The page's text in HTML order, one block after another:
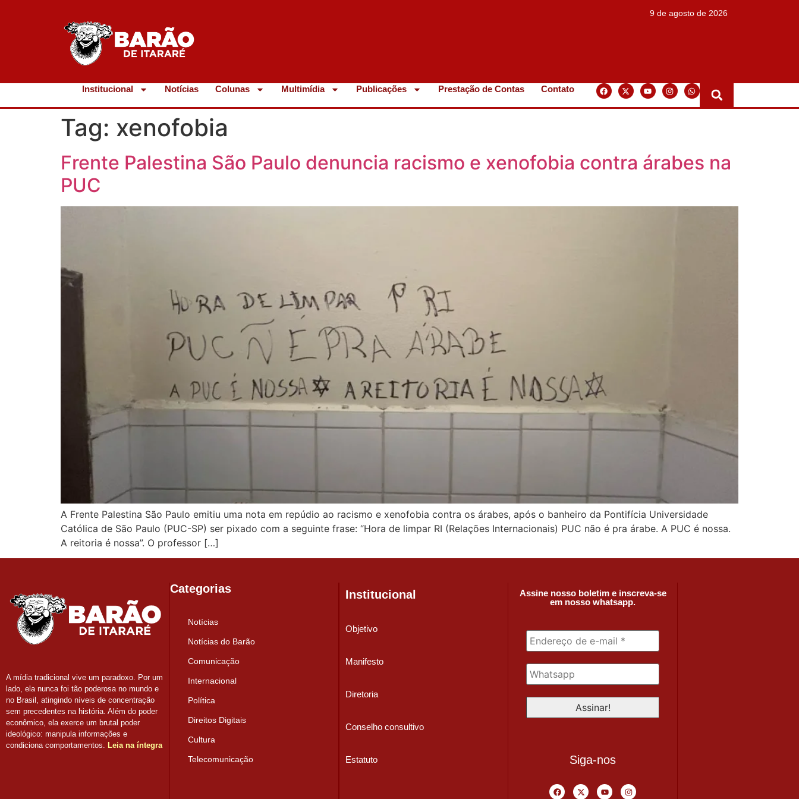
9 de agosto de 2026
Institucional Notícias Colunas Multimídia Publicações Prestação de Contas Contato
Tag: xenofobia
Frente Palestina São Paulo denuncia racismo e xenofobia contra árabes na
PUC
A Frente Palestina São Paulo emitiu uma nota em repúdio ao racismo e xenofobia contra os árabes, após o banheiro da Pontifícia Universidade
Católica de São Paulo (PUC-SP) ser pixado com a seguinte frase: “Hora de limpar RI (Relações Internacionais) PUC não é pra árabe. A PUC é nossa.
A reitoria é nossa”. O professor […]
A mídia tradicional vive um paradoxo. Por um
lado, ela nunca foi tão poderosa no mundo e
no Brasil, atingindo níveis de concentração
sem precedentes na história. Além do poder
econômico, ela exerce um brutal poder
ideológico: manipula informações e
condiciona comportamentos.
Leia na íntegra
Categorias
Notícias
Notícias do Barão
Comunicação
Internacional
Política
Direitos Digitais
Cultura
Telecomunicação
Institucional
Objetivo
Manifesto
Diretoria
Conselho consultivo
Estatuto
Assine nosso boletim e inscreva-se
em nosso whatsapp.
Siga-nos